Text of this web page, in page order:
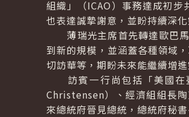
組織」（ICAO）事務達成初
也表達誠摯謝意，並盼持續深化
薄瑞光主席首先轉達歐巴馬
到新的規模，並涵蓋各種領域
切訪華等，期盼未來能繼續增
訪賓一行尚包括「美國在
Christensen）、經濟組組長
來總統府晉見總統，總統府秘